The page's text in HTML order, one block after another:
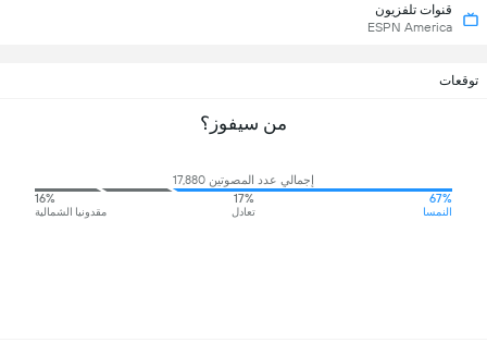
قنوات تلفزيون
ESPN America
توقعات
من سيفوز؟
إجمالي عدد المصوتين 17,880
67%
النمسا
17%
تعادل
16%
مقدونيا الشمالية